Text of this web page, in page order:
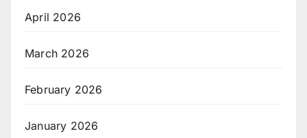
April 2026
March 2026
February 2026
January 2026